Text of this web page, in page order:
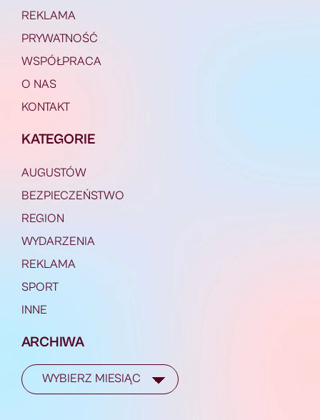
REKLAMA
PRYWATNOŚĆ
WSPÓŁPRACA
O NAS
KONTAKT
KATEGORIE
AUGUSTÓW
BEZPIECZEŃSTWO
REGION
WYDARZENIA
REKLAMA
SPORT
INNE
ARCHIWA